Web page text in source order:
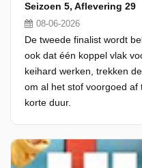
Seizoen 5, Aflevering 29
08-06-2026
De tweede finalist wordt
ook dat één koppel vlak
keihard werken, trekken
om al het stof voorgoed af
korte duur.